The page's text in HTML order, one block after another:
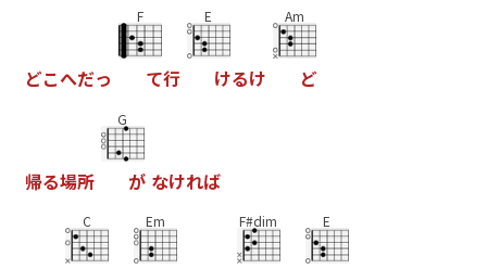
どこへだっ
F
て行
E
けるけ
Am
ど
帰る場所
G
が なければ
C Em F#dim E